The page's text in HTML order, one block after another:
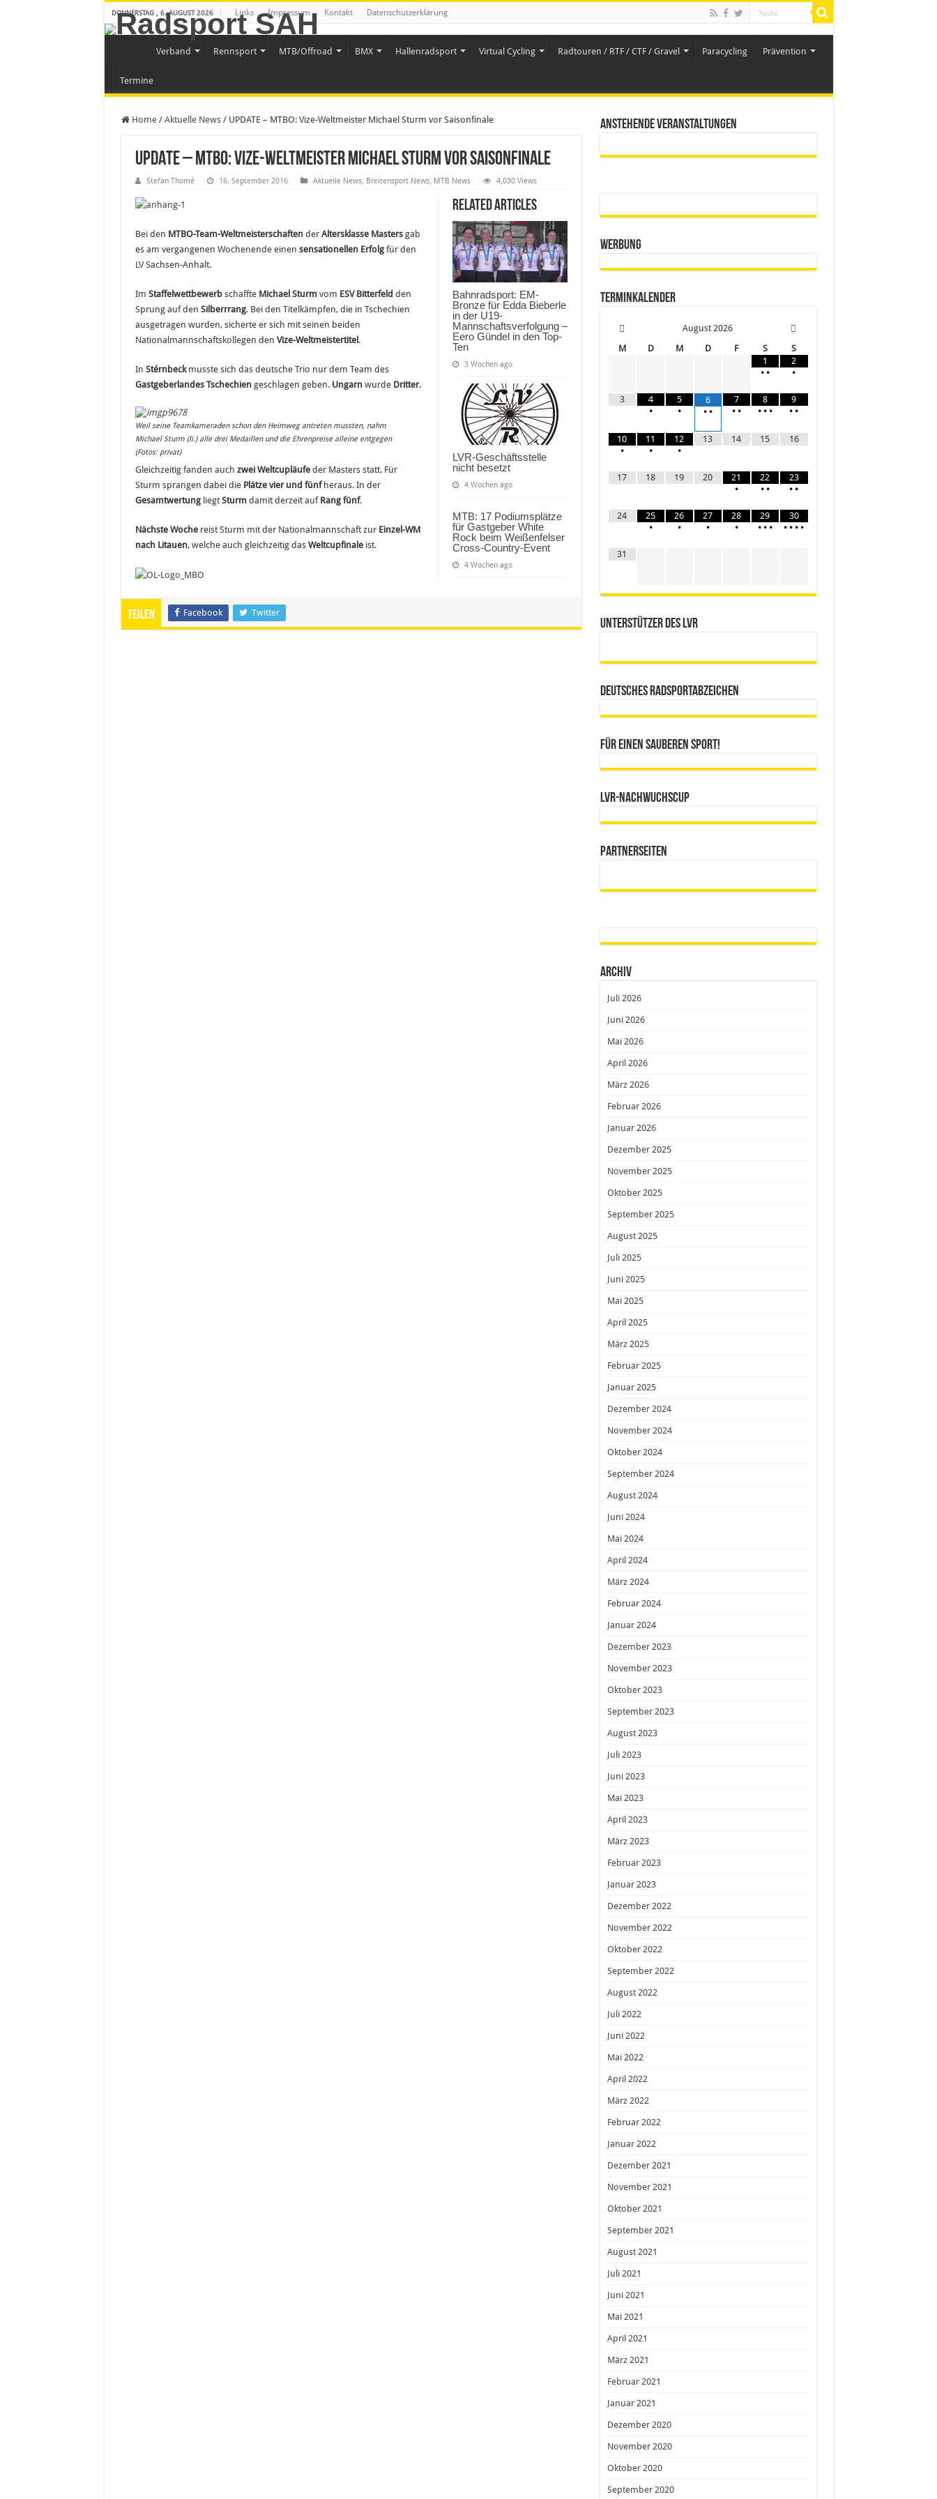
DONNERSTAG , 6. AUGUST 2026 Links Impressum Kontakt Datenschutzerklärung
Verband Rennsport MTB/Offroad BMX Hallenradsport Virtual Cycling Radtouren / RTF / CTF / Gravel Paracycling Prävention
Termine
Home / Aktuelle News / UPDATE – MTBO: Vize-Weltmeister Michael Sturm vor Saisonfinale
UPDATE – MTBO: Vize-Weltmeister Michael Sturm vor Saisonfinale
Stefan Thomé 16. September 2016 Aktuelle News, Breitensport News, MTB News 4,030 Views
Related Articles
Bahnradsport: EM-
Bronze für Edda Bieberle
in der U19-
Mannschaftsverfolgung –
Eero Gündel in den Top-
Ten
3 Wochen ago
LVR-Geschäftsstelle
nicht besetzt
4 Wochen ago
MTB: 17 Podiumsplätze
für Gastgeber White
Rock beim Weißenfelser
Cross-Country-Event
4 Wochen ago
Bei den MTBO-Team-Weltmeisterschaftender Altersklasse Mastersgab
es am vergangenen Wochenende einen sensationellen Erfolgfür den
LV Sachsen-Anhalt.
Im Staffelwettbewerbschaffte Michael Sturmvom ESV Bitterfeld den
Sprung auf den Silberrrang. Bei den Titelkämpfen, die in Tschechien
ausgetragen wurden, sicherte er sich mit seinen beiden
Nationalmannschaftskollegen den Vize-Weltmeistertitel.
In Stérnbeckmusste sich das deutsche Trio nur dem Team des
Gastgeberlandes Tschechiengeschlagen geben. Ungarnwurde Dritter.
Weil seine Teamkameraden schon den Heimweg antreten mussten, nahm
Michael Sturm (li.) alle drei Medaillen und die Ehrenpreise alleine entgegen
(Fotos: privat)
Gleichzeitig fanden auch zwei Weltcupläufeder Masters statt. Für
Sturm sprangen dabei die Plätze vier und fünfheraus. In der
GesamtwertungliegtSturmdamit derzeit auf Rang fünf.
Nächste Wochereist Sturm mit der Nationalmannschaft zur Einzel-WM
nach Litauen, welche auch gleichzeitig das Weltcupfinaleist.
Teilen Facebook Twitter
Anstehende Veranstaltungen
Werbung
Terminkalender
August 2026
M
D M D F S
S
1
• •
2
•
3
4
•
5
•
6
• •
7
• •
8
• • •
9
• •
10
•
11
•
12
•
13 14 15 16
17 18 19 20
21
•
22
• •
23
• •
24
25
•
26
•
27
•
28
•
29
• • •
30
• • • •
31
Unterstützer des LVR
Deutsches Radsportabzeichen
Für einen sauberen Sport!
LVR-Nachwuchscup
Partnerseiten
Archiv
Juli 2026
Juni 2026
Mai 2026
April 2026
März 2026
Februar 2026
Januar 2026
Dezember 2025
November 2025
Oktober 2025
September 2025
August 2025
Juli 2025
Juni 2025
Mai 2025
April 2025
März 2025
Februar 2025
Januar 2025
Dezember 2024
November 2024
Oktober 2024
September 2024
August 2024
Juni 2024
Mai 2024
April 2024
März 2024
Februar 2024
Januar 2024
Dezember 2023
November 2023
Oktober 2023
September 2023
August 2023
Juli 2023
Juni 2023
Mai 2023
April 2023
März 2023
Februar 2023
Januar 2023
Dezember 2022
November 2022
Oktober 2022
September 2022
August 2022
Juli 2022
Juni 2022
Mai 2022
April 2022
März 2022
Februar 2022
Januar 2022
Dezember 2021
November 2021
Oktober 2021
September 2021
August 2021
Juli 2021
Juni 2021
Mai 2021
April 2021
März 2021
Februar 2021
Januar 2021
Dezember 2020
November 2020
Oktober 2020
September 2020